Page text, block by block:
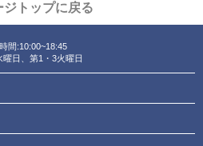
ジトップに戻る
間:10:00~18:45
曜日、第1・3火曜日